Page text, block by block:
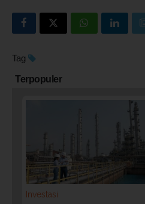
Tag
Terpopuler
Investasi